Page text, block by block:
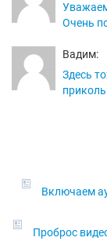
Очень
Вадим:
Здесь
Включаем
Проброс